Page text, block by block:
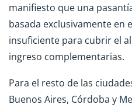
manifiesto que una
basada exclusivamente en
insuficiente para cubrir el
ingreso complementarias.
Para el resto de las
Buenos Aires, Córdoba y